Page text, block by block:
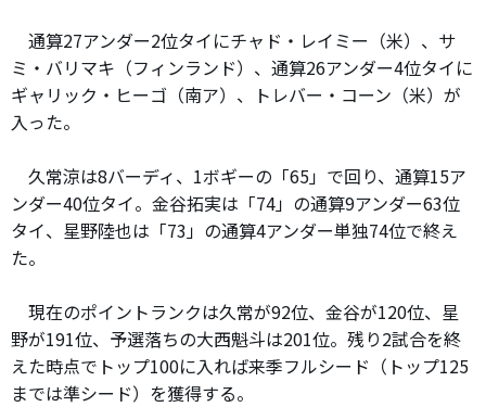
通算27アンダー2位タイにチャド・レイミー（米）、サ
ミ・バリマキ（フィンランド）、通算26アンダー4位タイに
ギャリック・ヒーゴ（南ア）、トレバー・コーン（米）が
入った。
久常涼は8バーディ、1ボギーの「65」で回り、通算15ア
ンダー40位タイ。金谷拓実は「74」の通算9アンダー63位
タイ、星野陸也は「73」の通算4アンダー単独74位で終え
た。
現在のポイントランクは久常が92位、金谷が120位、星
野が191位、予選落ちの大西魁斗は201位。残り2試合を終
えた時点でトップ100に入れば来季フルシード（トップ125
までは準シード）を獲得する。